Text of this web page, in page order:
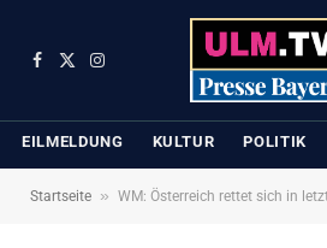
Facebook
X
Instagram
EILMELDUNG KULTUR POLITIK
Startseite » WM: Österreich rettet sich in letzter